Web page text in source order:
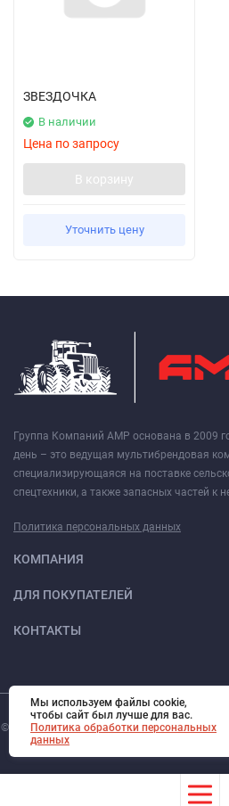
ЗВЕЗДОЧКА
В наличии
Цена по запросу
В корзину
Уточнить цену
Группа Компаний АМР основана в 2009
день – это ведущая мультибрендовая
специализирующаяся на поставке
спецтехники, а также запасных частей к
Политика персональных данных
КОМПАНИЯ
ДЛЯ ПОКУПАТЕЛЕЙ
КОНТАКТЫ
© 2026. Все права защищены. Digi-
Мы используем файлы cookie,
чтобы сайт был лучше для вас.
Политика обработки персональных
данных